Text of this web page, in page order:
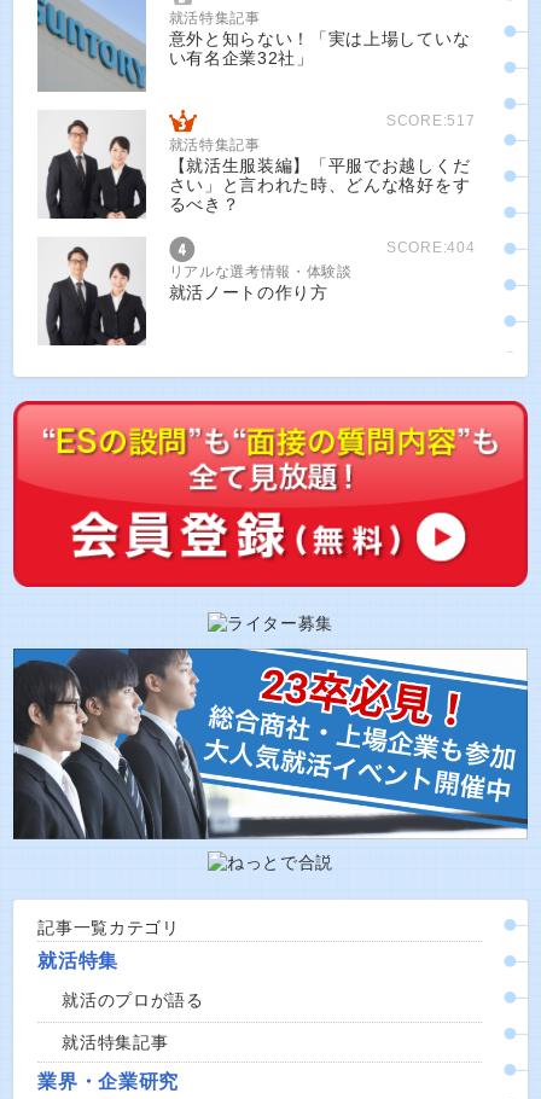
就活特集記事
意外と知らない！「実は上場していな
い有名企業32社」
SCORE:517
就活特集記事
【就活生服装編】「平服でお越しくだ
さい」と言われた時、どんな格好をす
るべき？
SCORE:404
リアルな選考情報・体験談
就活ノートの作り方
記事一覧カテゴリ
就活特集
就活のプロが語る
就活特集記事
業界・企業研究